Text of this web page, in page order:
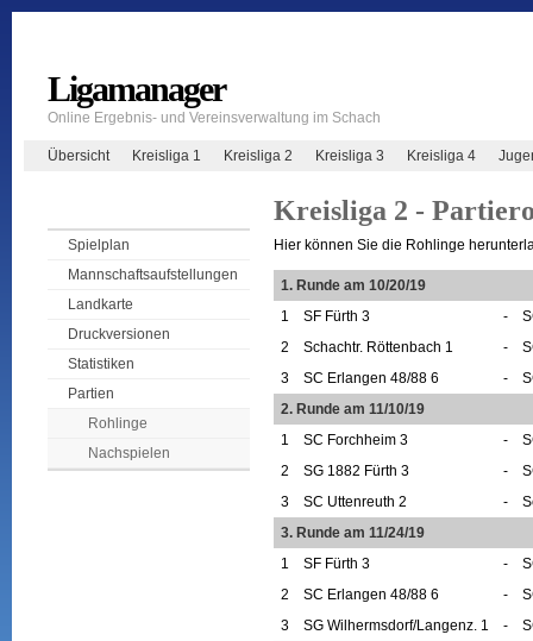
Ligamanager
Online Ergebnis- und Vereinsverwaltung im Schach
Übersicht Kreisliga 1 Kreisliga 2 Kreisliga 3 Kreisliga 4
Spielplan
Mannschaftsaufstellungen
Landkarte
Druckversionen
Statistiken
Partien
Rohlinge
Nachspielen
Kreisliga 2 -
Hier können Sie die Rohlinge
1. Runde am 10/20/19
1
SF Fürth 3 -
2
Schachtr. Röttenbach 1 -
3
SC Erlangen 48/88 6 -
2. Runde am 11/10/19
1
SC Forchheim 3 -
2
SG 1882 Fürth 3 -
3
SC Uttenreuth 2 -
3. Runde am 11/24/19
1
SF Fürth 3 -
2
SC Erlangen 48/88 6 -
3
SG Wilhermsdorf/Langenz. 1 -